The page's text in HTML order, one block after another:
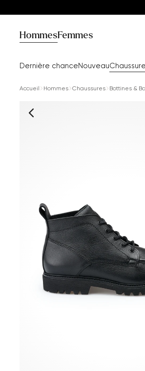
Hommes
Dernière chanceNouveau
Femmes
Accueil Hommes Chaussures Bottines &